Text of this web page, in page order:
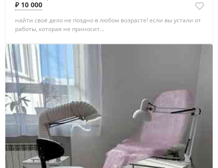
₽ 10 000
найти своё дело не поздно в любом возрасте! если вы устали от
работы, которая не приносит...